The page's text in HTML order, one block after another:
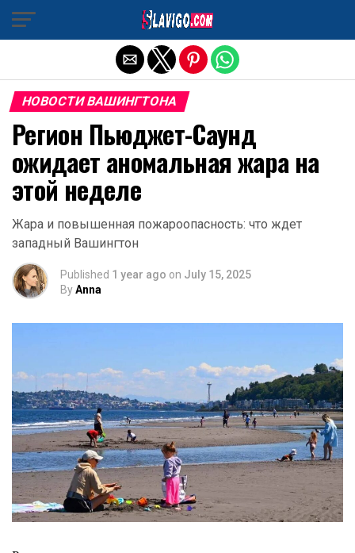
НОВОСТИ ВАШИНГТОНА
Регион Пьюджет-Саунд
ожидает аномальная жара на
этой неделе
Жара и повышенная пожароопасность: что ждет
западный Вашингтон
Published 1 year ago on July 15, 2025
ByAnna
Exit mobile version